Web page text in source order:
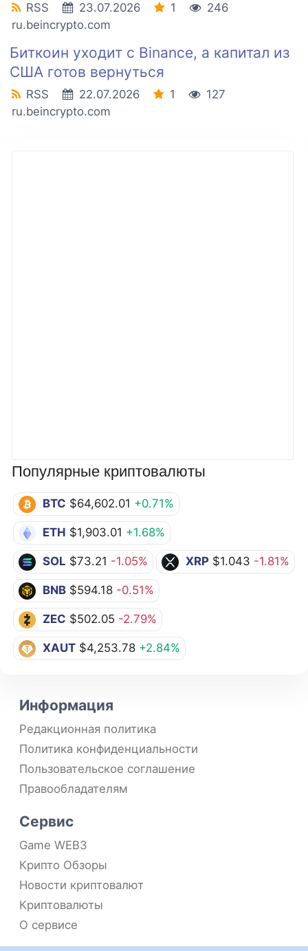
Популярные криптовалюты
BTC $64,602.01 +0.71%
ETH $1,903.01 +1.68%
SOL $73.21 -1.05% XRP $1.043 -1.81%
BNB $594.18 -0.51%
ZEC $502.05 -2.79%
XAUT $4,253.78 +2.84%
RSS 23.07.2026 1
246
ru.beincrypto.com
Биткоин уходит с Binance, а капитал из
США готов вернуться
RSS 22.07.2026 1
127
ru.beincrypto.com
Информация
Редакционная политика
Политика конфиденциальности
Пользовательское соглашение
Правообладателям
Сервис
Game WEB3
Крипто Обзоры
Новости криптовалют
Криптовалюты
О сервисе